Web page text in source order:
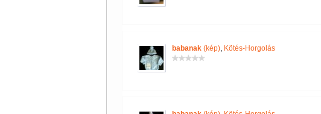
babanak(kép), Kötés-Horgolás